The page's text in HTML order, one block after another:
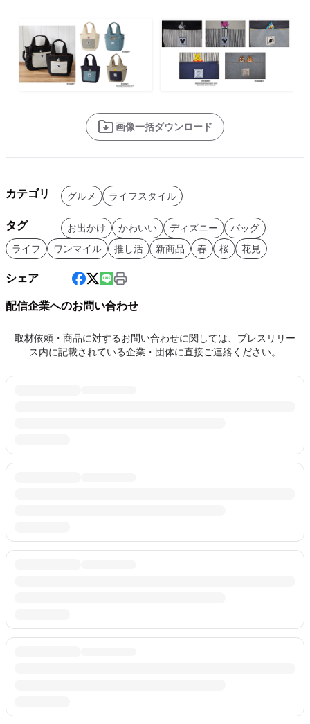
画像一括ダウンロード
カテゴリ グルメ ライフスタイル
タグ お出かけ かわいい ディズニー
バッグ
ライフ
ワンマイル 推し活 新商品 春 桜 花見
シェア
配信企業へのお問い合わせ
取材依頼・商品に対するお問い合わせに関しては、プレスリリー
ス内に記載されている企業・団体に直接ご連絡ください。